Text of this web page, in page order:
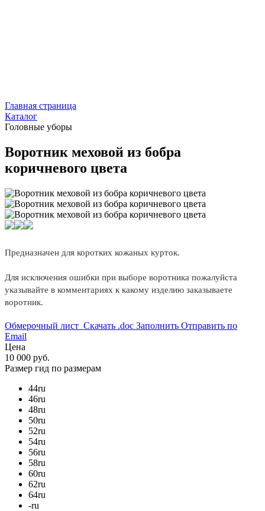
Главная страница
Каталог
Головные уборы
Воротник меховой из бобра
коричневого цвета
Предназначен для коротких кожаных курток.
Для исключения ошибки при выборе воротника пожалуйста
указывайте в комментариях к какому изделию заказываете
воротник.
Обмерочный лист Скачать .doc Заполнить Отправить по
Email
Цена
10 000 руб.
Размер гид по размерам
44ru
46ru
48ru
50ru
52ru
54ru
56ru
58ru
60ru
62ru
64ru
-ru